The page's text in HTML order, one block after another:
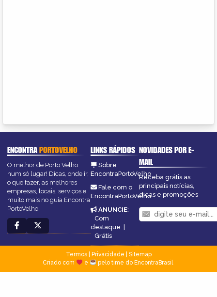
ENCONTRAPORTOVELHO
O melhor de Porto Velho
num só lugar! Dicas, onde ir,
o que fazer, as melhores
empresas, locais, serviços e
muito mais no guia Encontra
PortoVelho
LINKS RÁPIDOS
Sobre
EncontraPortoVelho
Fale com o
EncontraPortoVelho
ANUNCIE:
Com
destaque |
Grátis
NOVIDADES POR E-
MAIL
Receba grátis as
principais notícias,
dicas e promoções
Termos| Privacidade
Sitemap
Criado com
e pelo time do EncontraBrasil